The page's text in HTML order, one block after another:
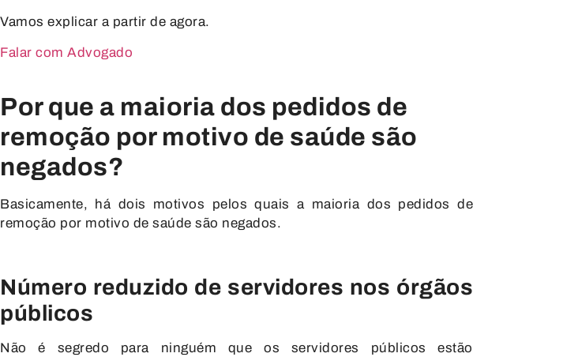
Vamos explicar a partir de agora.
Falar com Advogado
Por que a maioria dos pedidos de
remoção por motivo de saúde são
negados?
Basicamente, há dois motivos pelos quais a maioria dos pedidos de
remoção por motivo de saúde são negados.
Número reduzido de servidores nos órgãos
públicos
Não é segredo para ninguém que os servidores públicos estão